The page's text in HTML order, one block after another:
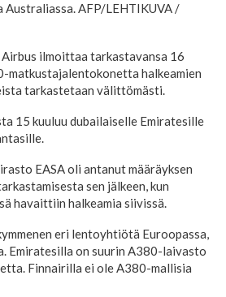
Australiassa. AFP/LEHTIKUVA/
ilmoittaa tarkastavansa 16
matkustajalentokonetta halkeamien
tarkastetaan välittömästi.
15 kuuluu dubailaiselle Emiratesille
EASA oli antanut määräyksen
sen jälkeen, kun
havaittiin halkeamia siivissä.
eri lentoyhtiötä Euroopassa,
Emiratesilla on suurin A380-laivasto
Finnairilla ei ole A380-mallisia